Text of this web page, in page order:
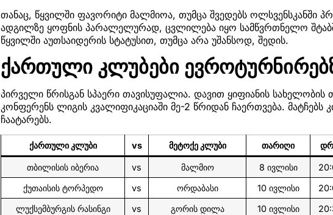
თანაც, წყვილში ფავორიტი მალმიოა, თუმცა შვედებს ოლსვენსკანში
ადგილზე ყოფნის პარალელურად, ცვლილება იყო სამწვრთნელო
წყვილში აუთსაიდერის სტატუსით, თუმცა არა უშანსოდ, შედის.
ქართული კლუბები
პირველი წრისგან სპაერი თავისუფალია. დავით ყიფიანის სახელობის
კონფერენს ლიგის კვალიფიკაციაში მე-2 წრიდან ჩაერთვება. მატჩებს
ჩაატარებს.
ქართული კლუბი vs მეტოქე კლუბი თარიღი
თბილისის იბერია vs მალმიო 8 ივლისი
ქუთაისის ტორპედო
vs ორდაბასი 10 ივლისი
ლუქსემბურგის რასინგი
vs გორის დილა 10 ივლისი